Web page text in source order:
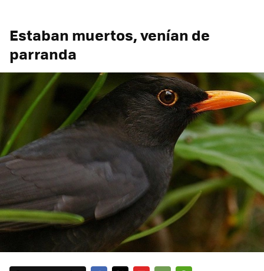
Estaban muertos, venían de
parranda